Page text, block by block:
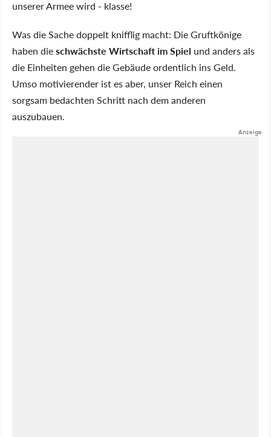
unserer Armee wird - klasse!
Was die Sache doppelt knifflig macht: Die Gruftkönige
haben dieschwächste Wirtschaft im Spiel und anders als
die Einheiten gehen die Gebäude ordentlich ins Geld.
Umso motivierender ist es aber, unser Reich einen
sorgsam bedachten Schritt nach dem anderen
auszubauen.